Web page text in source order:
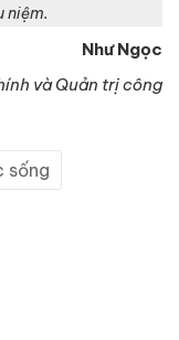
niệm.
Như Ngọc
và Quản trị công
sống